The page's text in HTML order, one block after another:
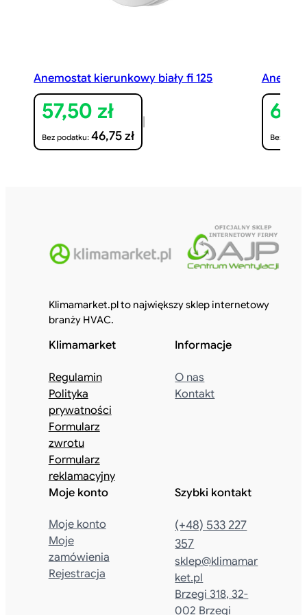
Anemostat kierunkowy biały fi 125
57,50 zł
Bez podatku:46,75zł Bez
Klimamarket.pl to największy sklep internetowy
branży HVAC.
Klimamarket
Regulamin
Polityka
prywatności
Formularz
zwrotu
Formularz
reklamacyjny
Informacje
O nas
Kontakt
Moje konto
Moje konto
Moje
zamówienia
Rejestracja
Szybki kontakt
(+48) 533 227
357
sklep@klimamar
ket.pl
Brzegi 318, 32-
002 Brzegi